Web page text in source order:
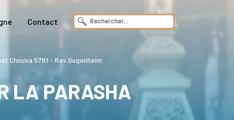
Contact
Chouva 5781 - Rav Gugenheim
LA PARASHA